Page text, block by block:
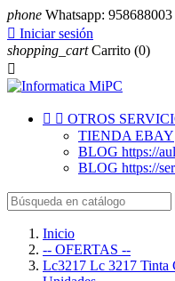
phone Whatsapp: 958688003
 Iniciar sesión
shopping_cart Carrito (0)

  OTROS
TIENDA EBAY
BLOG https://
BLOG https://
Inicio
-- OFERTAS --
Lc3217 Lc 3217 Tinta